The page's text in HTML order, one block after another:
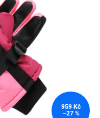
959 Kč
–27 %